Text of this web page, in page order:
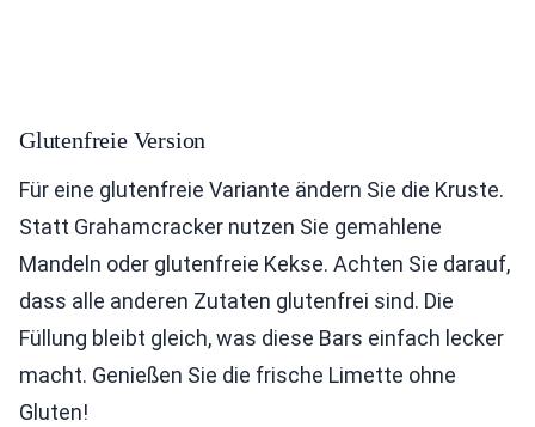
Glutenfreie Version
Für eine glutenfreie Variante ändern Sie die Kruste.
Statt Grahamcracker nutzen Sie gemahlene
Mandeln oder glutenfreie Kekse. Achten Sie darauf,
dass alle anderen Zutaten glutenfrei sind. Die
Füllung bleibt gleich, was diese Bars einfach lecker
macht. Genießen Sie die frische Limette ohne
Gluten!